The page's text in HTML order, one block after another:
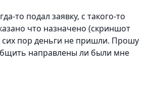
то подал заявку, с такого-то
что назначено (скриншот
сих пор деньги не пришли. Прошу
направлены ли были мне